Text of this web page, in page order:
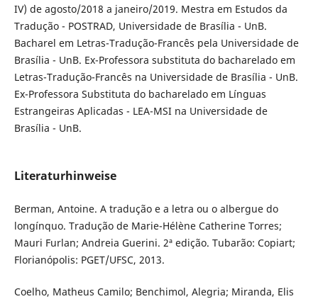
IV) de agosto/2018 a janeiro/2019. Mestra em Estudos da
Tradução - POSTRAD, Universidade de Brasília - UnB.
Bacharel em Letras-Tradução-Francês pela Universidade de
Brasília - UnB. Ex-Professora substituta do bacharelado em
Letras-Tradução-Francês na Universidade de Brasília - UnB.
Ex-Professora Substituta do bacharelado em Línguas
Estrangeiras Aplicadas - LEA-MSI na Universidade de
Brasília - UnB.
Literaturhinweise
Berman, Antoine. A tradução e a letra ou o albergue do
longínquo. Tradução de Marie-Hélène Catherine Torres;
Mauri Furlan; Andreia Guerini. 2ª edição. Tubarão: Copiart;
Florianópolis: PGET/UFSC, 2013.
Coelho, Matheus Camilo; Benchimol, Alegria; Miranda, Elis